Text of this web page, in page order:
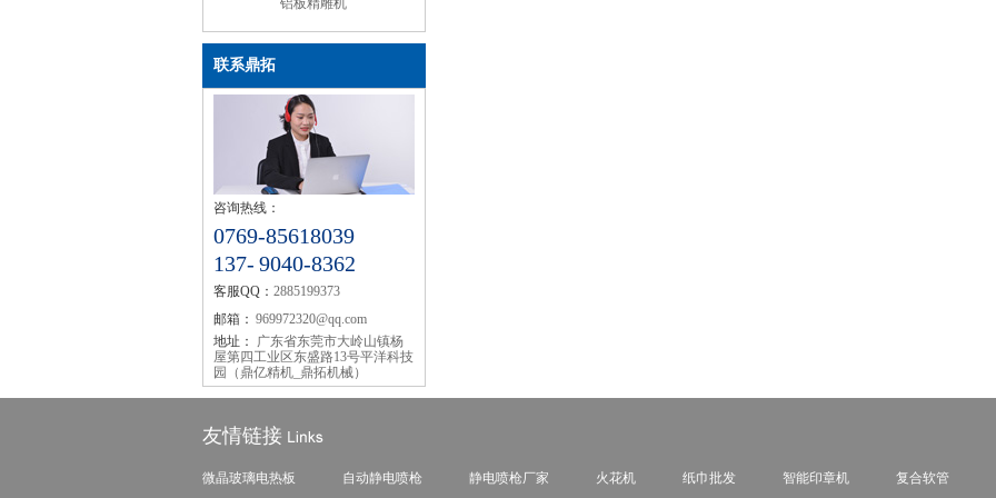
铝板精雕机
联系鼎拓
咨询热线：
0769-85618039
137- 9040-8362
客服QQ： 2885199373
邮箱： 969972320@qq.com
地址：
广东省东莞市大岭山镇杨
屋第四工业区东盛路13号平洋科技
园（鼎亿精机_鼎拓机械）
友情链接
微晶玻璃电热板 自动静电喷枪 静电喷枪厂家 火花机 纸巾批发 智能印章机 复合软管